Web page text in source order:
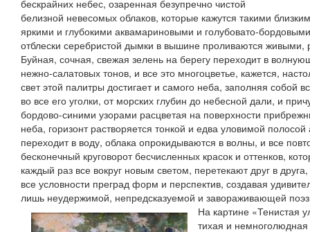
бескрайних небес, озаренная безупречно чистой
белизной невесомых облаков, которые кажутся такими
яркими и глубокими аквамариновыми и голубовато-
отблески серебристой дымки в вышине проливаются живыми,
Буйная, сочная, свежая зелень на берегу переходит в
нежно-салатовых тонов, и все это многоцветье, кажется,
свет этой палитры достигает и самого неба, заполняя собой
во все его уголки, от морских глубин до небесной дали, и
бордово-синими узорами расцветая на поверхности
неба, горизонт растворяется тонкой и едва уловимой
переходит в воду, облака опрокидываются в волны, и все
бесконечный круговорот бесчисленных красок и оттенков,
каждый раз все вокруг новым светом, перетекают друг в
все условности преград форм и перспектив, создавая
лишь неудержимой, непредсказуемой и завораживающей
На картине «Тенистая
тихая и